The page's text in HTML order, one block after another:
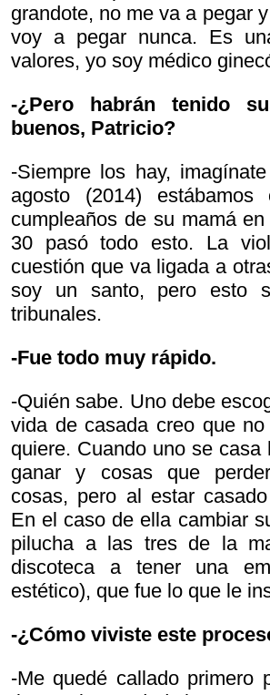
grandote, no me va a pegar
voy a pegar nunca. Es
valores, yo soy médico
-¿Pero habrán tenido
buenos, Patricio?
-Siempre los hay,
agosto (2014) estábamos
cumpleaños de su mamá
30 pasó todo esto. La
cuestión que va ligada a
soy un santo, pero esto
tribunales.
-Fue todo muy rápido.
-Quién sabe. Uno debe
vida de casada creo que
quiere. Cuando uno se casa
ganar y cosas que
cosas, pero al estar
En el caso de ella cambiar
pilucha a las tres de la
discoteca a tener una
estético), que fue lo que le
-¿Cómo viviste este
-Me quedé callado primero